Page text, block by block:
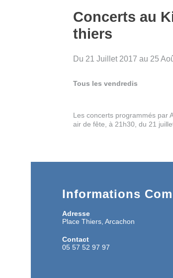
Concerts au
thiers
Du 21 Juillet 2017 au 25
Tous les vendredis
Les concerts programmés par
air de fête, à 21h30, du 21
Informations
Adresse
Place Thiers, Arcachon
Contact
05 57 52 97 97